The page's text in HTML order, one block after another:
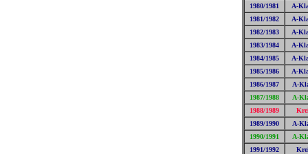
1980/1981
A-
1981/1982
A-
1982/1983
A-
1983/1984
A-
1984/1985
A-
1985/1986
A-
1986/1987
A-
1987/1988
A-
1988/1989
1989/1990
A-
1990/1991
A-
1991/1992